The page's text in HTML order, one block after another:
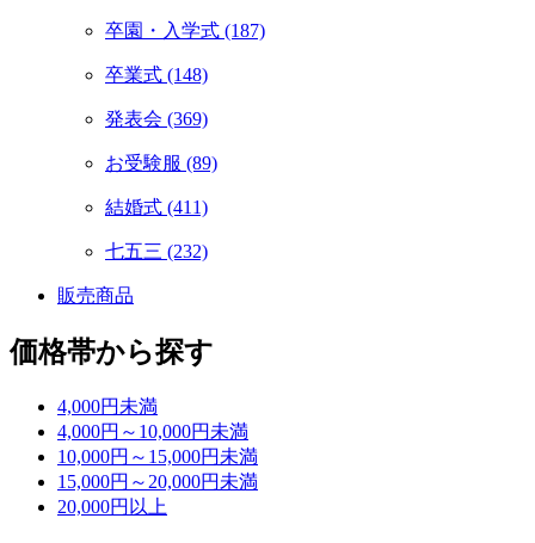
卒園・入学式 (187)
卒業式 (148)
発表会 (369)
お受験服 (89)
結婚式 (411)
七五三 (232)
販売商品
価格帯から探す
4,000円未満
4,000円～10,000円未満
10,000円～15,000円未満
15,000円～20,000円未満
20,000円以上